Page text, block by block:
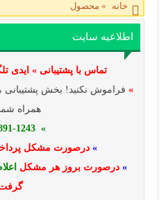
خانه » محصول
اطلاعیه سایت
تماس با پشتیبانی » ایدی
» فراموش نکنید! بخش پشتیبانی
همراه
» 0916-891-1243
» درصورت مشکل
» درصورت بروز هر مشکل